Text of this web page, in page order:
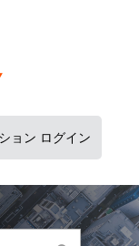
ョン ログイン